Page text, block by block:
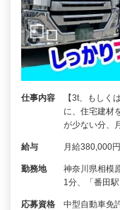
仕事内容
【3t、もしく
に、住宅建材
が少ない分、
給与 月給380,000
勤務地
神奈川県相模
1分、「番田
応募資格
中型自動車免